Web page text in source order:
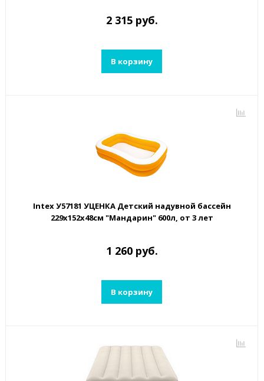
2 315 руб.
В корзину
Intex У57181 УЦЕНКА Детский надувной бассейн
229х152х48см "Мандарин" 600л, от 3 лет
1 260 руб.
В корзину